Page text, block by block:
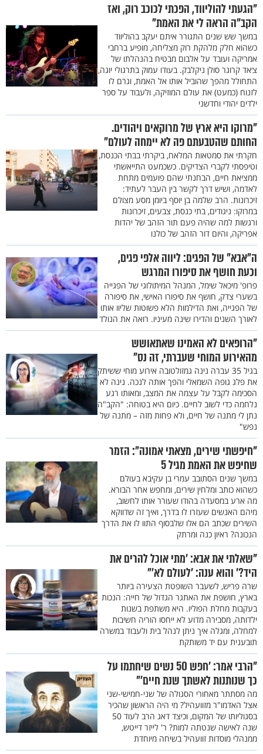
"הגעתי להוליווד, הפכתי לכוכב רוק, ואז
הקב"ה הראה לי את האמת"
במשך שש שנים התגורר איתם יעקב בהוליווד
כשהוא חלק מלהקת רוק מצליחה, מופיע ברחבי
אמריקה ועובד על אלבום מבטיח בהנהלתו של
צ׳אד קרוגר סולן ניקלבק. בעודו עמוק בתרגולי יוגה,
התחולל מהפך שהוביל אותו אל האמת, וגרם לו
לזנוח (כמעט) את עולם המוזיקה, ולעבוד על ספר
ילדים יהודי וחדשני
"מרוקו היא ארץ של מרוקאים ויהודים.
החותם שהטבעתם פה לא יימחה לעולם"
חקרתי את סמטאות המלאח, ביקרתי בבתי הכנסת,
וטיפסתי לקברי הצדיקים. כשכמעט התייאשתי
ממציאת חיים, הבחנתי שהם פועמים מתחת
לאדמה, ושיש דרך לקשר בין העבר לעתיד:
זיכרונות. הרב שלמה בן יוסף ביומן מסע מצולם
במרוקו: ניגודים, בתי כנסת, צבעים, זיכרונות
ורגשות למה שהיה פעם תור הזהב של יהדות
אפריקה, והיום דור הזהב של כולנו
ה"אבא" של הפגים: ליווה אלפי פגים,
וכעת חושף את סיפורו המרגש
פרופ' מיכאל שימל, המנהל המיתולוגי של הפגייה
בשערי צדק, חושף את סיפורו האישי, את סיפורה
של הפגייה, ואת הדילמות הלא פשוטות שליוו אותו
לאורך השנים והדירו שינה מעיניו. רואה את הנולד
"הרופאים לא האמינו שאתאושש
מהאירוע המוחי שעברתי, זה נס"
בגיל 35 עברה נינה גמזולטובה אירוע מוחי ששיתק
את פלג גופה השמאלי והפך אותה לנכה. נינה לא
הסכימה לקבל על עצמה את המצב, ומאותו רגע
נלחמה כדי לשוב לחיים. כיום היא בטוחה: "הקב"ה
נתן לי מתנה של חיים, ולא פחות מזה – מתנה של
נפש"
"חיפשתי שירים, מצאתי אמונה": הזמר
שחיפש את האמת מגיל 5
במשך שנים הסתובב עמרי בן עקיבא בעולם
כשהוא כותב ומלחין שירים, ומחפש אחר הבורא.
מה ארע במסעדה בהודו שעורר אותו לחשוב,
מיהם האנשים שעזרו לו בדרך, ואיך זה שדווקא
השירים שכתב הם אלו שלבסוף התוו לו את הדרך
הנכונה? ראיון כנה ומרתק
"שאלתי את אבא: ’מתי אוכל להרים את
היד?’ והוא ענה: ’לעולם לא’"
שרה פריש, לשעבר השופטת הצעירה ביותר
בארץ, חושפת את האתגר הגדול של חייה: הנכות
בעקבות מחלת הפוליו. היא משתפת בשנות
ילדותה, מסבירה מדוע לא ייחסו הוריה חשיבות
למחלה, ומגלה איך ניתן לנהל בית ולעבוד במשרה
תובענית עם יד משותקת
"הרבי אמר: ’חפש 50 נשים שיחתמו על
כך שנותנות לאשתך שנת חיים’"
מה מסתתר מאחורי הסגולה של שני-חמישי-שני
אצל האדמו"ר מזוועהיל? מי היה הראשון שהכיר
בסגוליותו של המקום, וכיצד דאג הרב לעוד 50
שנה לאישה שנטתה למות? ר' לייזר דייטש,
ממנהלי מוסדות זוועהיל בשיחה מיוחדת